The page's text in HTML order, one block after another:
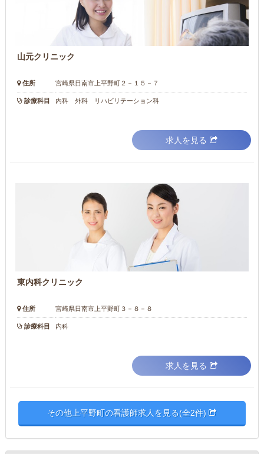
山元クリニック
住所 宮崎県日南市上平野町２－１５－７
診療科目 内科 外科 リハビリテーション科
求人を見る
東内科クリニック
住所 宮崎県日南市上平野町３－８－８
診療科目 内科
求人を見る
その他上平野町の看護師求人を見る(全2件)